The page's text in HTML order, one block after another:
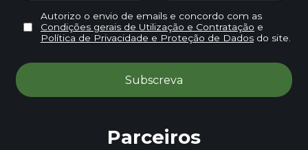
Autorizo o envio de emails e concordo com as
Condições gerais de Utilização e Contratação e
Política de Privacidade e Proteção de Dadosdo site.
Parceiros